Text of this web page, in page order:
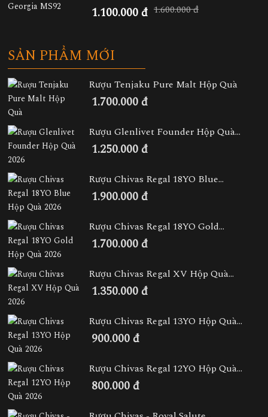
1.100.000 đ 1.600.000 đ
SẢN PHẨM MỚI
Rượu Tenjaku Pure Malt Hộp Quà
1.700.000 đ
Rượu Glenlivet Founder Hộp Quà...
1.250.000 đ
Rượu Chivas Regal 18YO Blue...
1.900.000 đ
Rượu Chivas Regal 18YO Gold...
1.700.000 đ
Rượu Chivas Regal XV Hộp Quà...
1.350.000 đ
Rượu Chivas Regal 13YO Hộp Quà...
900.000 đ
Rượu Chivas Regal 12YO Hộp Quà...
800.000 đ